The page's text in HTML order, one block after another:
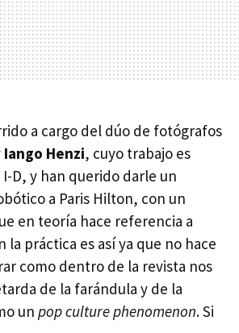
a cargo del dúo de fotógrafos
Henzi, cuyo trabajo es
I-D, y han querido darle un
a Paris Hilton, con un
en teoría hace referencia a
la práctica es así ya que no hace
como dentro de la revista nos
de la farándula y de la
un pop culture phenomenon. Si